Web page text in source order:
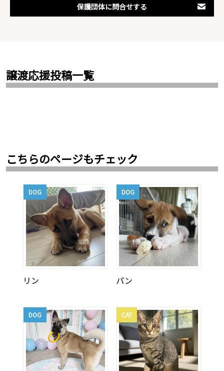
保護団体に問合せする
譲渡応援投稿一覧
こちらのページもチェック
DOG
リン
DOG
パン
DOG CAT